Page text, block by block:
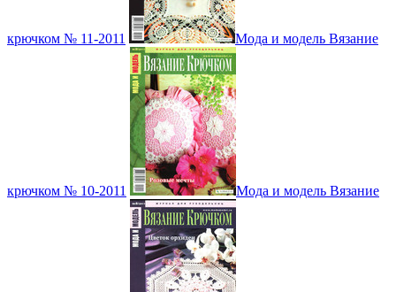
крючком № 11-2011 Мода и модель Вязание
крючком № 10-2011 Мода и модель Вязание